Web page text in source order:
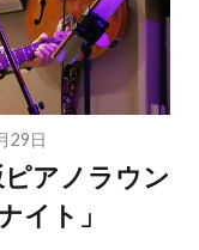
29日
ピアノラウン
イト」